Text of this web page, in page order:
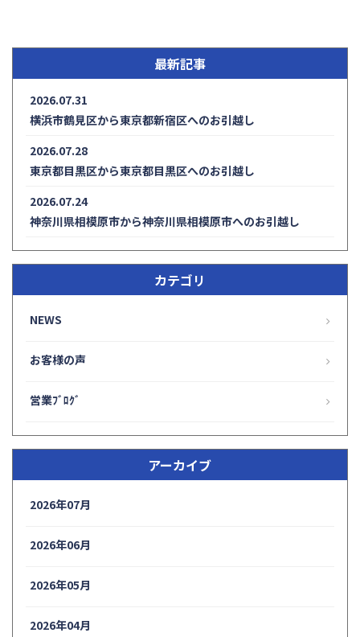
最新記事
2026.07.31
横浜市鶴見区から東京都新宿区へのお引越し
2026.07.28
東京都目黒区から東京都目黒区へのお引越し
2026.07.24
神奈川県相模原市から神奈川県相模原市へのお引越し
カテゴリ
NEWS
お客様の声
営業ﾌﾞﾛｸﾞ
アーカイブ
2026年07月
2026年06月
2026年05月
2026年04月